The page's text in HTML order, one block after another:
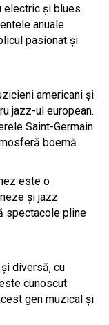
electric și blues.
anuale
pasionat și
americani și
jazz-ul european.
Saint-Germain
boemă.
este o
și jazz
spectacole pline
diversă, cu
cunoscut
gen muzical și